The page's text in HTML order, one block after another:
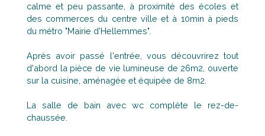
calme et peu passante, à proximité des écoles et
des commerces du centre ville et à 10min à pieds
du métro "Mairie d'Hellemmes".
Après avoir passé l'entrée, vous découvrirez tout
d'abord la pièce de vie lumineuse de 26m2, ouverte
sur la cuisine, aménagée et équipée de 8m2.
La salle de bain avec wc complète le rez-de-
chaussée.